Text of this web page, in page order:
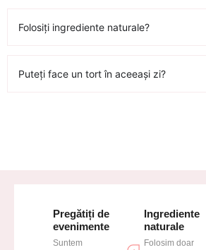
Folosiți ingrediente naturale?
Puteți face un tort în aceeași zi?
Pregătiți de
evenimente
Suntem
Ingrediente
naturale
Folosim doar